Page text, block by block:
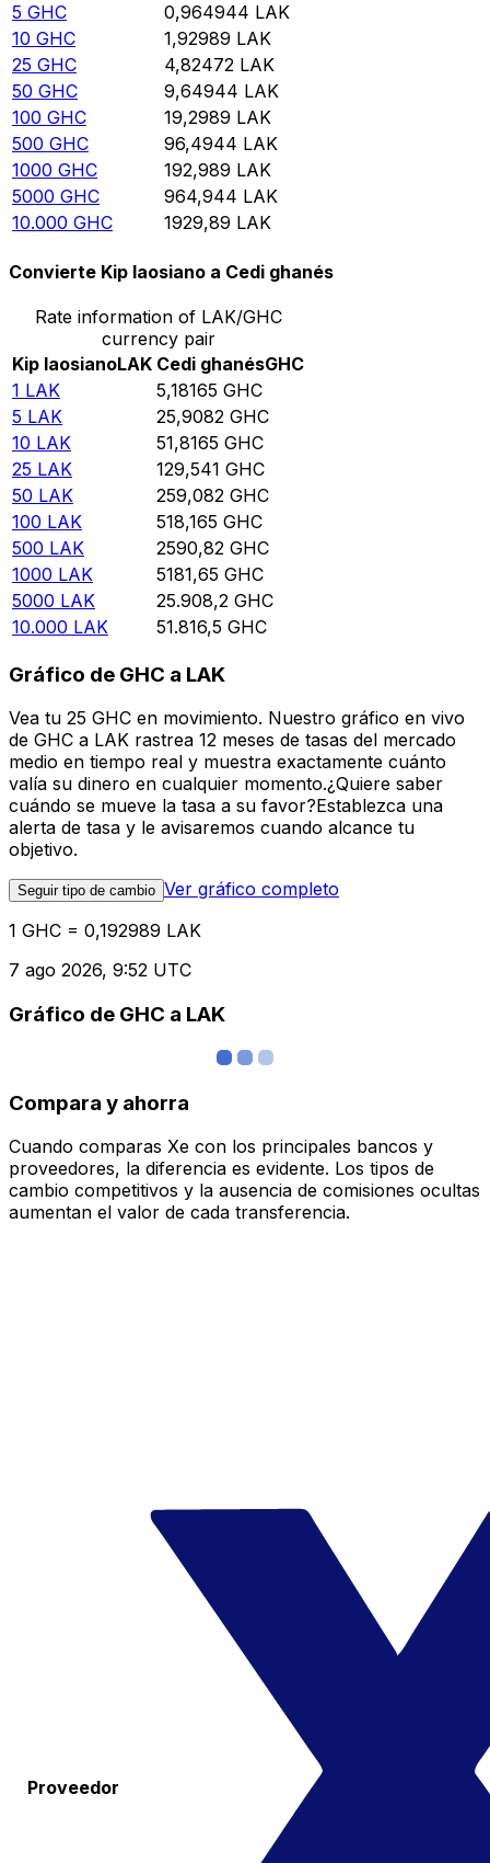
5 GHC 0,964944 LAK
10 GHC 1,92989 LAK
25 GHC 4,82472 LAK
50 GHC 9,64944 LAK
100 GHC 19,2989 LAK
500 GHC 96,4944 LAK
1000 GHC 192,989 LAK
5000 GHC 964,944 LAK
10.000 GHC 1929,89 LAK
Convierte Kip laosiano a Cedi ghanés
Rate information of LAK/GHC
currency pair
Kip laosianoLAK Cedi ghanésGHC
1 LAK 5,18165 GHC
5 LAK 25,9082 GHC
10 LAK 51,8165 GHC
25 LAK 129,541 GHC
50 LAK 259,082 GHC
100 LAK 518,165 GHC
500 LAK 2590,82 GHC
1000 LAK 5181,65 GHC
5000 LAK 25.908,2 GHC
10.000 LAK 51.816,5 GHC
Gráfico de GHC a LAK
Vea tu 25 GHC en movimiento. Nuestro gráfico en vivo
de GHC a LAK rastrea 12 meses de tasas del mercado
medio en tiempo real y muestra exactamente cuánto
valía su dinero en cualquier momento.¿Quiere saber
cuándo se mueve la tasa a su favor?Establezca una
alerta de tasa y le avisaremos cuando alcance tu
objetivo.
Seguir tipo de cambio Ver gráfico completo
1 GHC = 0,192989 LAK
7 ago 2026, 9:52 UTC
Gráfico de GHC a LAK
Compara y ahorra
Cuando comparas Xe con los principales bancos y
proveedores, la diferencia es evidente. Los tipos de
cambio competitivos y la ausencia de comisiones ocultas
aumentan el valor de cada transferencia.
Proveedor